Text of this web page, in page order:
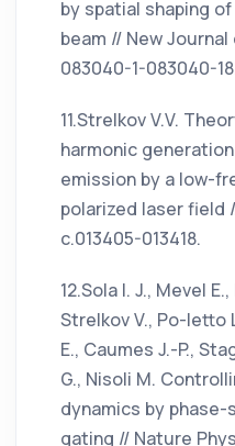
by spatial shaping
beam // New Journal
083040-1-083040-
11.Strelkov V.V.
harmonic
emission by a low-
polarized laser field
c.013405-013418.
12.Sola I. J., Mevel
Strelkov V., Po-letto
E., Caumes J.-P.,
G., Nisoli M.
dynamics by
gating // Nature